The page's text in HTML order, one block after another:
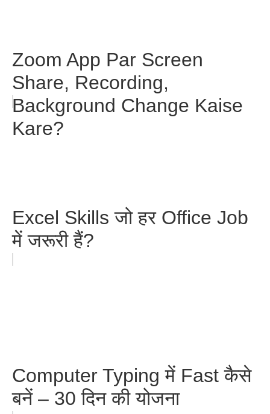
Zoom App Par Screen
Share, Recording,
Background Change Kaise
Kare?
Excel Skills जो हर Office Job
में जरूरी हैं?
Computer Typing में Fast कैसे
बनें – 30 दिन की योजना